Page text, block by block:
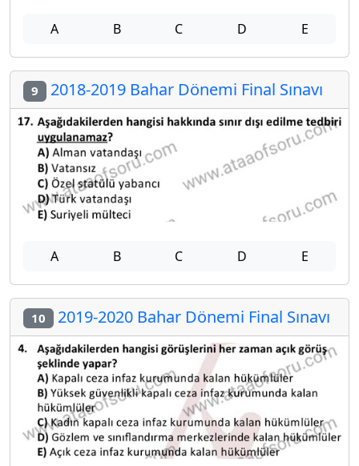
A B C D E
9 2018-2019 Bahar Dönemi Final Sınavı
A B C D E
10 2019-2020 Bahar Dönemi Final Sınavı